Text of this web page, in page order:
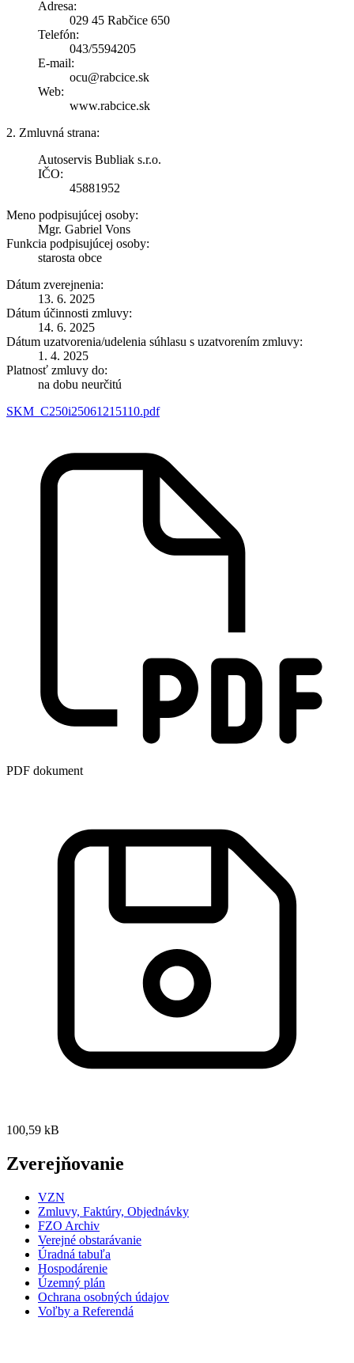
Adresa:
029 45 Rabčice 650
Telefón:
043/5594205
E-mail:
ocu@rabcice.sk
Web:
www.rabcice.sk
2. Zmluvná strana:
Autoservis Bubliak s.r.o.
IČO:
45881952
Meno podpisujúcej osoby:
Mgr. Gabriel Vons
Funkcia podpisujúcej osoby:
starosta obce
Dátum zverejnenia:
13. 6. 2025
Dátum účinnosti zmluvy:
14. 6. 2025
Dátum uzatvorenia/udelenia súhlasu s uzatvorením zmluvy:
1. 4. 2025
Platnosť zmluvy do:
na dobu neurčitú
SKM_C250i25061215110.pdf
PDF dokument
100,59 kB
Zverejňovanie
VZN
Zmluvy, Faktúry, Objednávky
FZO Archiv
Verejné obstarávanie
Úradná tabuľa
Hospodárenie
Územný plán
Ochrana osobných údajov
Voľby a Referendá